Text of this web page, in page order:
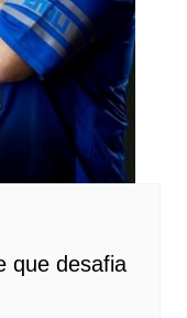
que desafia